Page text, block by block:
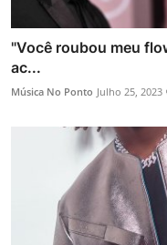
"Você roubou meu
ac...
Música No Ponto Julho 25, 2023